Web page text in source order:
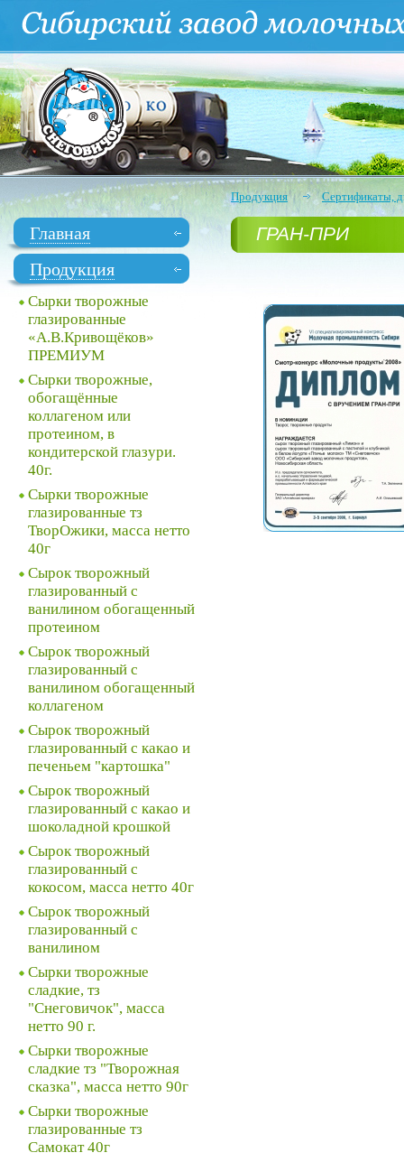
Продукция Сертификаты,
ГРАН-ПРИ
Главная
Продукция
Сырки творожные
глазированные
«А.В.Кривощёков»
ПРЕМИУМ
Сырки творожные,
обогащённые
коллагеном или
протеином, в
кондитерской глазури.
40г.
Сырки творожные
глазированные тз
ТворОжики, масса нетто
40г
Сырок творожный
глазированный с
ванилином обогащенный
протеином
Сырок творожный
глазированный с
ванилином обогащенный
коллагеном
Сырок творожный
глазированный с какао и
печеньем "картошка"
Сырок творожный
глазированный с какао и
шоколадной крошкой
Сырок творожный
глазированный с
кокосом, масса нетто 40г
Сырок творожный
глазированный с
ванилином
Сырки творожные
сладкие, тз
"Снеговичок", масса
нетто 90 г.
Сырки творожные
сладкие тз "Творожная
сказка", масса нетто 90г
Сырки творожные
глазированные тз
Самокат 40г